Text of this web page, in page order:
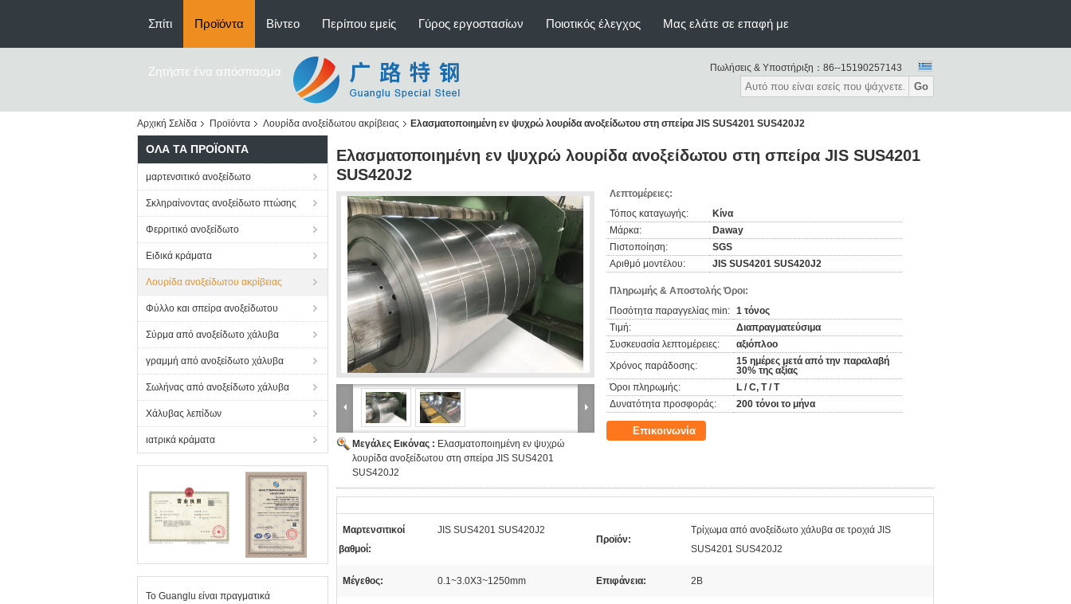
Σπίτι Προϊόντα Βίντεο Περίπου εμείς Γύρος εργοστασίων Ποιοτικός έλεγχος Μας ελάτε σε επαφή με
Ζητήστε ένα απόσπασμα Πωλήσεις & Υποστήριξη： 86--15190257143
Go
Αρχική Σελίδα Προϊόντα Λουρίδα ανοξείδωτου ακρίβειας Ελασματοποιημένη εν ψυχρώ λουρίδα ανοξείδωτου στη σπείρα JIS SUS4201 SUS420J2
ΌΛΑ ΤΑ ΠΡΟΪΌΝΤΑ
μαρτενσιτικό ανοξείδωτο
Σκληραίνοντας ανοξείδωτο πτώσης
Φερριτικό ανοξείδωτο
Ειδικά κράματα
Λουρίδα ανοξείδωτου ακρίβειας
Φύλλο και σπείρα ανοξείδωτου
Σύρμα από ανοξείδωτο χάλυβα
γραμμή από ανοξείδωτο χάλυβα
Σωλήνας από ανοξείδωτο χάλυβα
Χάλυβας λεπίδων
ιατρικά κράματα
Το Guanglu είναι πραγματικά
Ελασματοποιημένη εν ψυχρώ λουρίδα ανοξείδωτου στη σπείρα JIS SUS4201
SUS420J2
Μεγάλες Εικόνας : Ελασματοποιημένη εν ψυχρώ
λουρίδα ανοξείδωτου στη σπείρα JIS SUS4201
SUS420J2
Λεπτομέρειες:
Τόπος καταγωγής:
Κίνα
Μάρκα:
Daway
Πιστοποίηση:
SGS
Αριθμό μοντέλου:
JIS SUS4201 SUS420J2
Πληρωμής & Αποστολής Όροι:
Ποσότητα παραγγελίας min: 1 τόνος
Τιμή:
Διαπραγματεύσιμα
Συσκευασία λεπτομέρειες:
αξιόπλοο
Χρόνος παράδοσης:
15 ημέρες μετά από την παραλαβή
30% της αξίας
Όροι πληρωμής:
L / C, T / T
Δυνατότητα προσφοράς:
200 τόνοι το μήνα
Επικοινωνία
Μαρτενσιτικοί
βαθμοί:
JIS SUS4201 SUS420J2
Προϊόν:
Τρίχωμα από ανοξείδωτο χάλυβα σε τροχιά JIS
SUS4201 SUS420J2
Μέγεθος: 0.1~3.0X3~1250mm Επιφάνεια: 2Β